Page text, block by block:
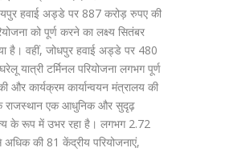
हवाई अड्डे पर 887 करोड़ रुपए की
को पूर्ण करने का लक्ष्य सितंबर
है। वहीं, जोधपुर हवाई अड्डे पर 480
यात्री टर्मिनल परियोजना लगभग पूर्ण
और कार्यक्रम कार्यान्वयन मंत्रालय की
राजस्थान एक आधुनिक और सुदृढ़
के रूप में उभर रहा है। लगभग 2.72
की 81 केंद्रीय परियोजनाएं,